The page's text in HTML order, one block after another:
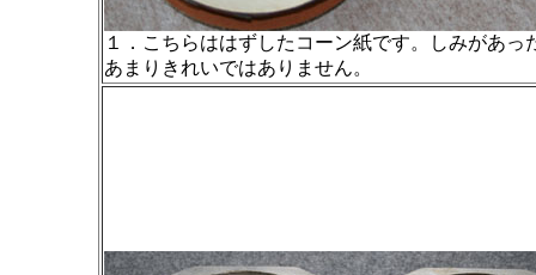
１．こちらははずしたコーン紙です。しみがあっ
あまりきれいではありません。